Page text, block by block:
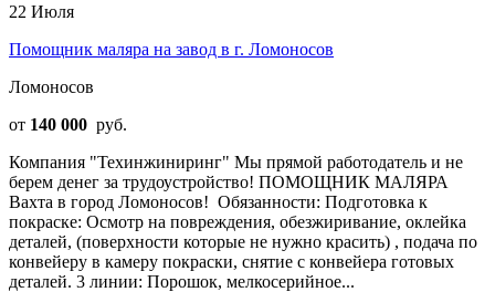
22 Июля
Помощник маляра на завод в г. Ломоносов
Ломоносов
от 140 000 руб.
Компания "Техинжиниринг" Мы прямой работодатель и не
берем денег за трудоустройство! ПОМОЩНИК МАЛЯРА ‎
‎Вахта в город Ломоносов! ‎ ‎Обязанности: ‎Подготовка к
покраске: ‎Осмотр на повреждения, обезжиривание, оклейка
деталей, (поверхности которые не нужно красить) , подача по
конвейеру в камеру покраски, снятие с конвейера готовых
деталей. ‎3 линии: Порошок, мелкосерийное...